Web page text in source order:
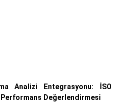
Analizi Entegrasyonu: İSO
Performans Değerlendirmesi